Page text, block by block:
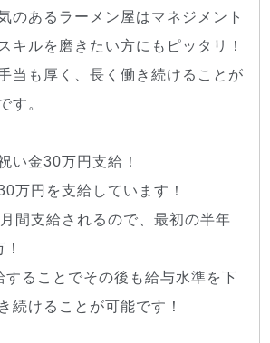
のあるラーメン屋はマネジメント
キルを磨きたい方にもピッタリ！
当も厚く、長く働き続けることが
す。
い金30万円支給！
万円を支給しています！
間支給されるので、最初の半年
することでその後も給与水準を下
続けることが可能です！